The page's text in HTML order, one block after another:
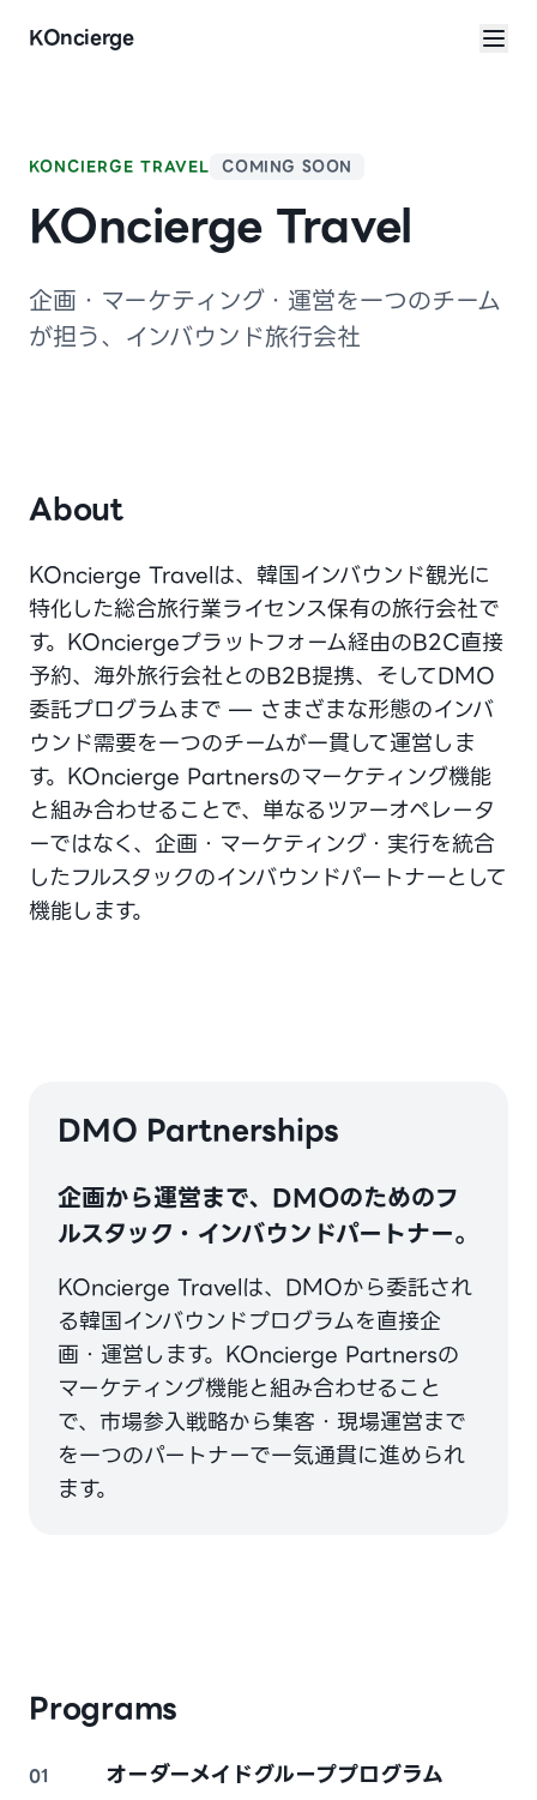
KOncierge
KONCIERGE TRAVEL COMING SOON
KOncierge Travel
企画・マーケティング・運営を一つのチーム
が担う、インバウンド旅行会社
About
KOncierge Travelは、韓国インバウンド観光に
特化した総合旅行業ライセンス保有の旅行会社で
す。KOnciergeプラットフォーム経由のB2C直接
予約、海外旅行会社とのB2B提携、そしてDMO
委託プログラムまで — さまざまな形態のインバ
ウンド需要を一つのチームが一貫して運営しま
す。KOncierge Partnersのマーケティング機能
と組み合わせることで、単なるツアーオペレータ
ーではなく、企画・マーケティング・実行を統合
したフルスタックのインバウンドパートナーとして
機能します。
DMO Partnerships
企画から運営まで、DMOのためのフ
ルスタック・インバウンドパートナー。
KOncierge Travelは、DMOから委託され
る韓国インバウンドプログラムを直接企
画・運営します。KOncierge Partnersの
マーケティング機能と組み合わせること
で、市場参入戦略から集客・現場運営まで
を一つのパートナーで一気通貫に進められ
ます。
Programs
01 オーダーメイドグループプログラム